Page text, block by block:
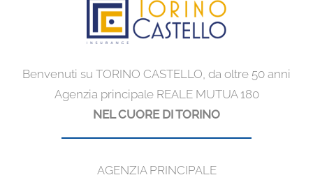
Benvenuti su TORINO CASTELLO, da oltre 50 anni
Agenzia principale REALE MUTUA 180
NEL CUORE DI TORINO
AGENZIA PRINCIPALE